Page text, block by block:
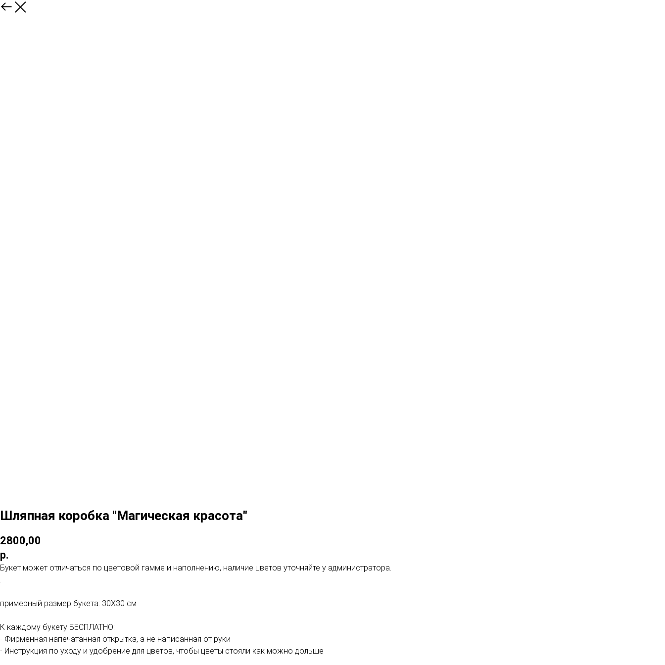
Шляпная коробка "Магическая красота"
2800,00
р.
Букет может отличаться по цветовой гамме и наполнению, наличие цветов уточняйте у администратора.
.
примерный размер букета: 30Х30 см
К каждому букету БЕСПЛАТНО:
- Фирменная напечатанная открытка, а не написанная от руки
- Инструкция по уходу и удобрение для цветов, чтобы цветы стояли как можно дольше